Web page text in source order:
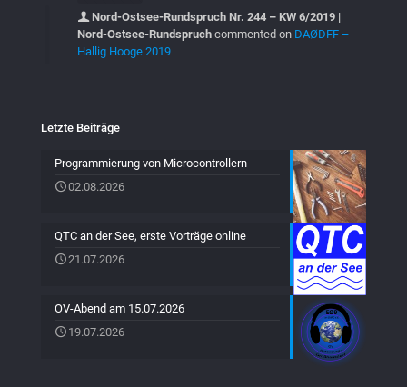
Nord-Ostsee-Rundspruch Nr. 244 – KW 6/2019 |
Nord-Ostsee-Rundspruch commented on DAØDFF –
Hallig Hooge 2019
Letzte Beiträge
Programmierung von Microcontrollern
02.08.2026
QTC an der See, erste Vorträge online
21.07.2026
OV-Abend am 15.07.2026
19.07.2026